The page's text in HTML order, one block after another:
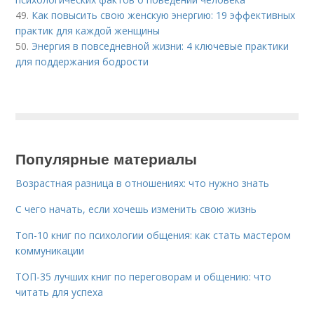
49. Как повысить свою женскую энергию: 19 эффективных
практик для каждой женщины
50. Энергия в повседневной жизни: 4 ключевые практики
для поддержания бодрости
Популярные материалы
Возрастная разница в отношениях: что нужно знать
С чего начать, если хочешь изменить свою жизнь
Топ-10 книг по психологии общения: как стать мастером
коммуникации
ТОП-35 лучших книг по переговорам и общению: что
читать для успеха